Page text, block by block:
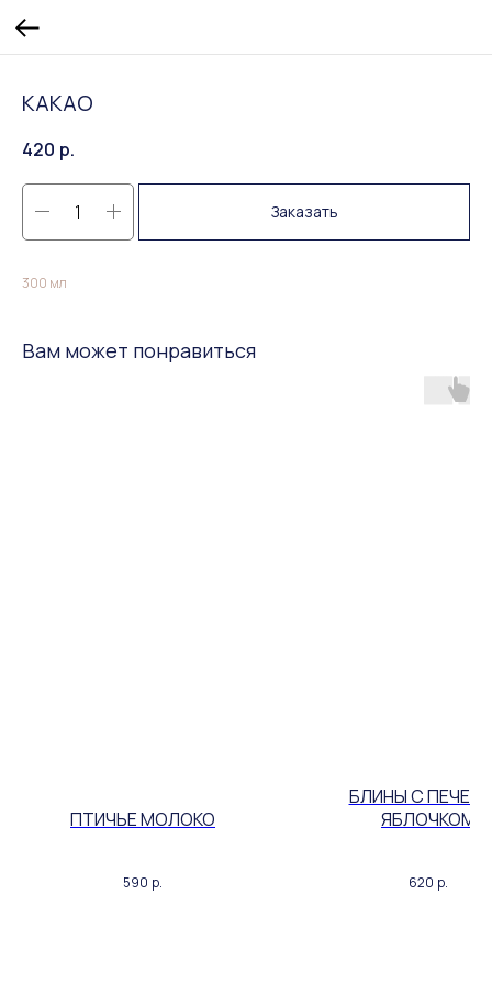
КАКАО
420 р.
Заказать
300 мл
Вам может понравиться
ПТИЧЬЕ MOЛOKO
590 р.
БЛИНЫ С
ЯБЛОЧКОМ
620 р.